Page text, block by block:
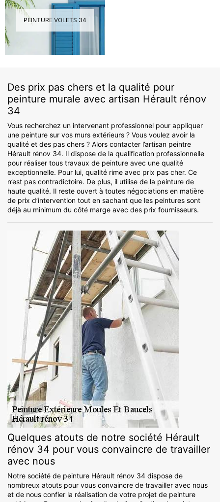
PEINTURE VOLETS 34
Des prix pas chers et la qualité pour
peinture murale avec artisan Hérault rénov
34
Vous recherchez un intervenant professionnel pour appliquer
une peinture sur vos murs extérieurs ? Vous voulez avoir la
qualité et des pas chers ? Alors contacter l’artisan peintre
Hérault rénov 34. Il dispose de la qualification professionnelle
pour réaliser tous travaux de peinture avec une qualité
exceptionnelle. Pour lui, qualité rime avec prix pas cher. Ce
n’est pas contradictoire. De plus, il utilise de la peinture de
haute qualité. Il reste ouvert à toutes négociations en matière
de prix d’intervention tout en sachant que les peintures sont
déjà au minimum du côté marge avec des prix fournisseurs.
Quelques atouts de notre société Hérault
rénov 34 pour vous convaincre de travailler
avec nous
Notre société de peinture Hérault rénov 34 dispose de
nombreux atouts pour vous convaincre de travailler avec nous
et de nous confier la réalisation de votre projet de peinture